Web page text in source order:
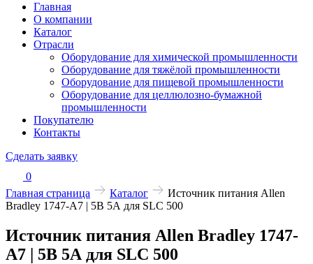
Главная
О компании
Каталог
Отрасли
Оборудование для химической промышленности
Оборудование для тяжёлой промышленности
Оборудование для пищевой промышленности
Оборудование для целлюлозно-бумажной
промышленности
Покупателю
Контакты
Сделать заявку
0
Главная страница
Каталог
Источник питания Allen
Bradley 1747-A7 | 5В 5А для SLC 500
Источник питания Allen Bradley 1747-
A7 | 5В 5А для SLC 500